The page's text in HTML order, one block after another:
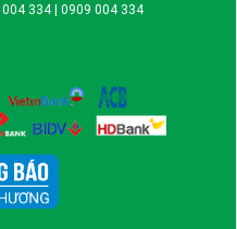
334 | 0909 004 334